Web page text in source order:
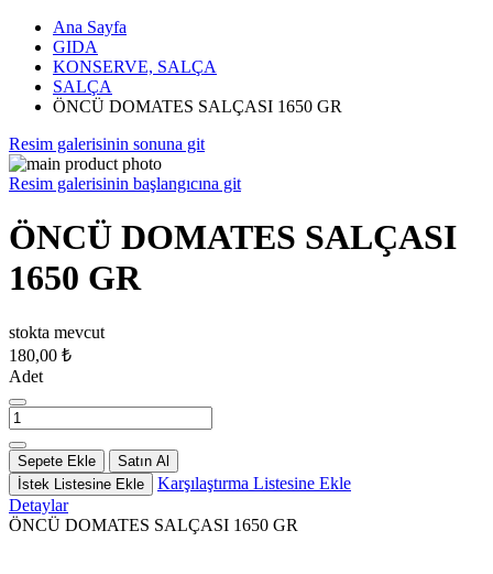
Ana Sayfa
GIDA
KONSERVE, SALÇA
SALÇA
ÖNCÜ DOMATES SALÇASI 1650 GR
Resim galerisinin sonuna git
Resim galerisinin başlangıcına git
ÖNCÜ DOMATES SALÇASI
1650 GR
stokta mevcut
180,00 ₺
Adet
Sepete Ekle
Satın Al
İstek Listesine Ekle
Karşılaştırma Listesine Ekle
Detaylar
ÖNCÜ DOMATES SALÇASI 1650 GR